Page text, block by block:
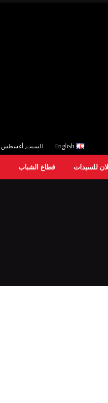
English السبت, أغسطس 8, 2026
للسيدات قطاع الشباب